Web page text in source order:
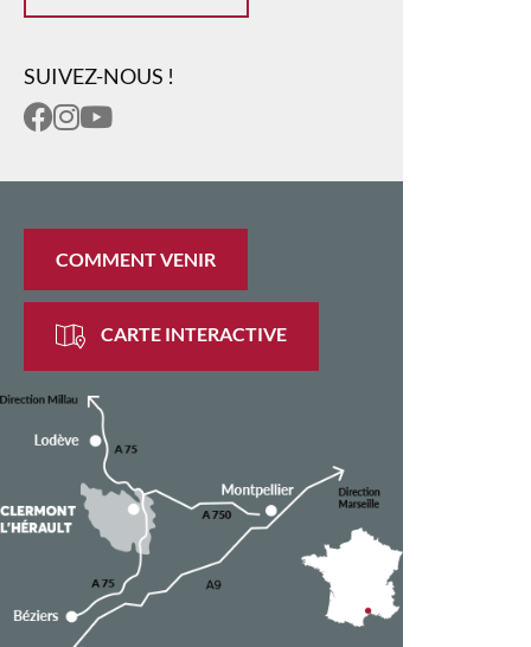
SUIVEZ-NOUS !
COMMENT VENIR
CARTE INTERACTIVE